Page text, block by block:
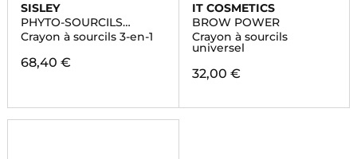
SISLEY
PHYTO-SOURCILS
DESIGN
Crayon à sourcils 3-en-1
68,40 €
IT COSMETICS
BROW POWER
Crayon à sourcils
universel
32,00 €